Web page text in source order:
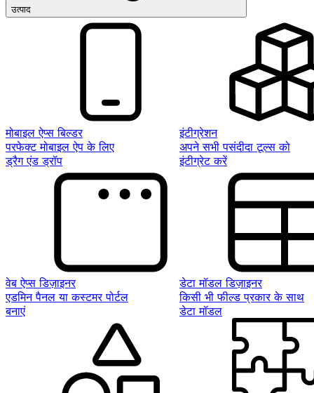
उत्पाद
मोबाइल ऐप्स बिल्डर
परफेक्ट मोबाइल ऐप के लिए
ड्रैग एंड ड्रॉप
इंटीग्रेशन
अपने सभी पसंदीदा टूल्स को
इंटीग्रेट करें
वेब ऐप्स डिज़ाइनर
एडमिन पैनल या कस्टमर पोर्टल
बनाएं
डेटा मॉडल डिज़ाइनर
किसी भी फील्ड प्रकार के साथ
डेटा मॉडल